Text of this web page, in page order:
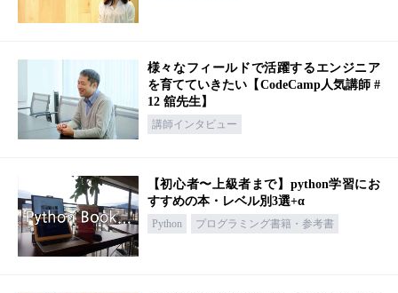
様々なフィールドで活躍するエンジニア
を育てていきたい【CodeCamp人気講師 #
12 舘先生】
講師インタビュー
【初心者〜上級者まで】python学習にお
すすめの本・レベル別3選+α
Python プログラミング書籍・参考書